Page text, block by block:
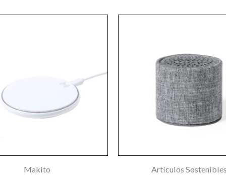
Makito
Artículos
tiene
Las